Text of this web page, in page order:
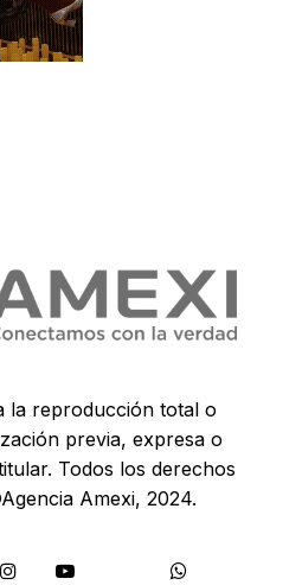
la reproducción total o
previa, expresa o
Todos los derechos
Amexi, 2024.